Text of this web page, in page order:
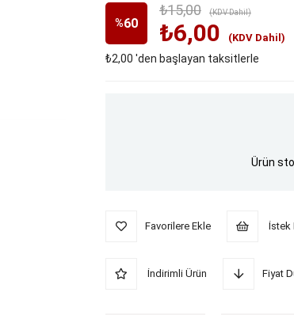
%60
İndirim
₺15,00 (KDV Dahil)
₺6,00 (KDV Dahil)
₺2,00 'den başlayan taksitlerle
Ürün
Favorilere Ekle İstek
İndirimli Ürün Fiyat